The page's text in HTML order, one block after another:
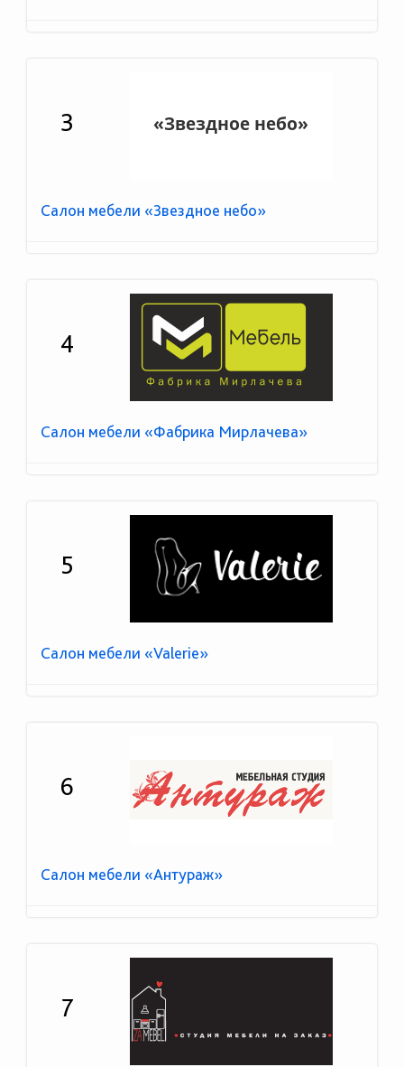
3
Салон мебели «Звездное небо»
4
Салон мебели «Фабрика Мирлачева»
5
Салон мебели «Valerie»
6
Салон мебели «Антураж»
7